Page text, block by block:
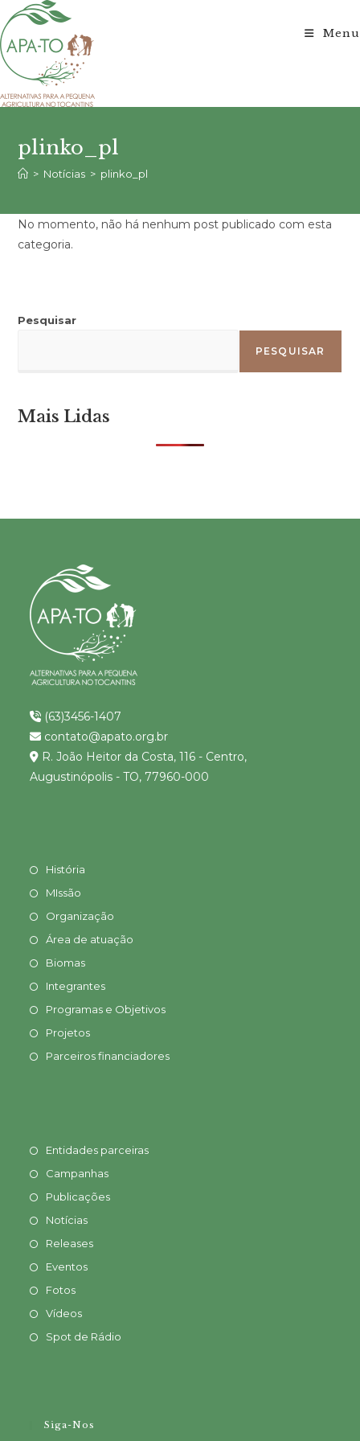
para
o
conteúdo
Menu
plinko_pl
> Notícias > plinko_pl
No momento, não há nenhum post publicado com esta
categoria.
Pesquisar
PESQUISAR
Mais Lidas
(63)3456-1407
contato@apato.org.br
R. João Heitor da Costa, 116 - Centro,
Augustinópolis - TO, 77960-000
História
MIssão
Organização
Área de atuação
Biomas
Integrantes
Programas e Objetivos
Projetos
Parceiros financiadores
Entidades parceiras
Campanhas
Publicações
Notícias
Releases
Eventos
Fotos
Vídeos
Spot de Rádio
Siga-Nos